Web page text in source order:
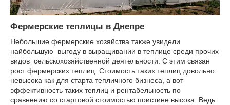
Фермерские теплицы в Днепре
Небольшие фермерские хозяйства также увидели
найбольшую выгоду в выращивании в теплице среди прочих
видов сельскохозяйственной деятельности. С этим связан
рост фермерских теплиц. Стоимость таких теплиц довольно
невысока как для старта тепличного бизнеса, а вот
эффективность таких теплиц и рентабельность по
сравнению со стартовой стоимостью поистине высока. Ведь